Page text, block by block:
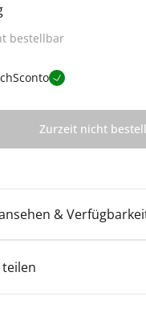
bestellbar
Sconto
Zurzeit nicht
&